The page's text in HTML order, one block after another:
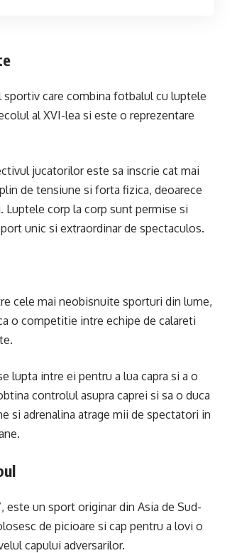
care combina fotbalul cu luptele
al XVI-lea si este o reprezentare
jucatorilor este sa inscrie cat mai
de tensiune si forta fizica, deoarece
corp la corp sunt permise si
unic si extraordinar de spectaculos.
cele mai neobisnuite sporturi din lume,
o competitie intre echipe de calareti
lupta intre ei pentru a lua capra si a o
controlul asupra caprei si sa o duca
si adrenalina atrage mii de spectatori in
este un sport originar din Asia de Sud-
de picioare si cap pentru a lovi o
capului adversarilor.